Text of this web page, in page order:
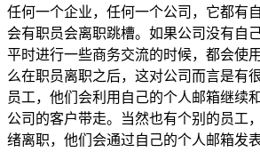
任何一个企业，任何一个公司，它都有
会有职员会离职跳槽。如果公司没有自
平时进行一些商务交流的时候，都会使
么在职员离职之后，这对公司而言是有
员工，他们会利用自己的个人邮箱继续
公司的客户带走。当然也有个别的员工
绪离职，他们会通过自己的个人邮箱发